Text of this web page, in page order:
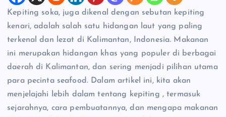
Kepiting soka, juga dikenal dengan sebutan kepiting
kenari, adalah salah satu hidangan laut yang paling
terkenal dan lezat di Kalimantan, Indonesia. Makanan
ini merupakan hidangan khas yang populer di berbagai
daerah di Kalimantan, dan sering menjadi pilihan utama
para pecinta seafood. Dalam artikel ini, kita akan
menjelajahi lebih dalam tentang kepiting , termasuk
sejarahnya, cara pembuatannya, dan mengapa makanan